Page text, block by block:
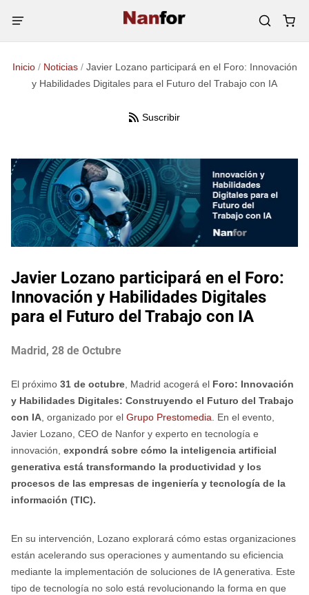
Inicio / Noticias / Javier Lozano participará en el Foro: Innovación
y Habilidades Digitales para el Futuro del Trabajo con IA
Suscribir
Javier Lozano participará en el Foro:
Innovación y Habilidades Digitales
para el Futuro del Trabajo con IA
Madrid, 28 de Octubre
El próximo 31 de octubre , Madrid acogerá el Foro: Innovación
y Habilidades Digitales: Construyendo el Futuro del Trabajo
con IA , organizado por el Grupo Prestomedia . En el evento,
Javier Lozano, CEO de Nanfor y experto en tecnología e
innovación, expondrá sobre cómo la inteligencia artificial
generativa está transformando la productividad y los
procesos de las empresas de ingeniería y tecnología de la
información (TIC).
En su intervención, Lozano explorará cómo estas organizaciones
están acelerando sus operaciones y aumentando su eficiencia
mediante la implementación de soluciones de IA generativa. Este
tipo de tecnología no solo está revolucionando la forma en que